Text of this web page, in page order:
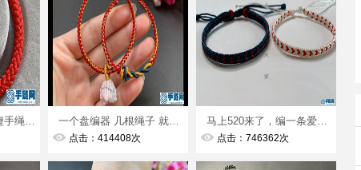
点击：414408次 点击：746362次